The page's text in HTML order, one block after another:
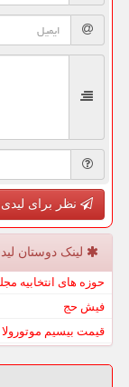
نظر برای
لینک دوستان
حوزه های انتخابیه
فیش حج
قیمت بیسیم موتورولا